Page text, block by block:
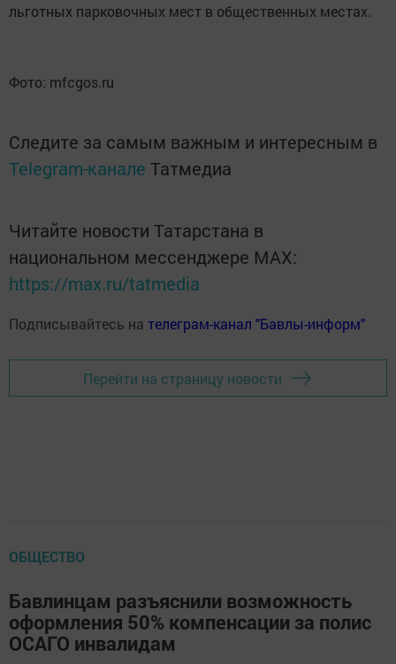
льготных парковочных мест в общественных местах.
Фото: mfcgos.ru
Следите за самым важным и интересным в
Telegram-канале Татмедиа
Читайте новости Татарстана в
национальном мессенджере MАХ:
https://max.ru/tatmedia
Подписывайтесь на телеграм-канал "Бавлы-информ"
Перейти на страницу новости
ОБЩЕСТВО
Бавлинцам разъяснили возможность
оформления 50% компенсации за полис
ОСАГО инвалидам